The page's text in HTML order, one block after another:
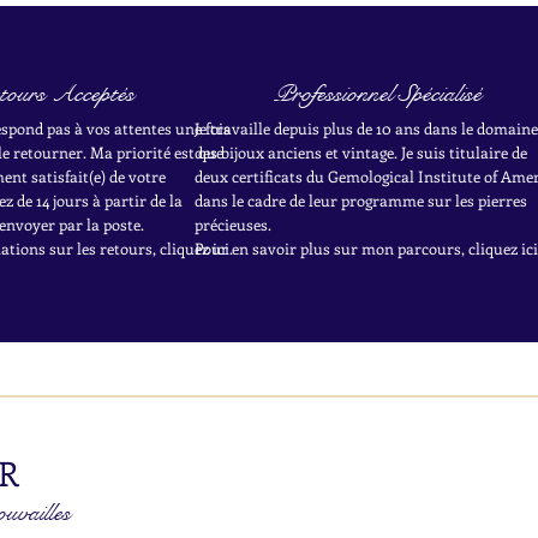
Acceptés
pas à vos attentes une fois
retourner. Ma priorité est que
satisfait(e) de votre
de 14 jours à partir de la
par la poste.
sur les retours, cliquez ici.
Professionnel Spécialisé
Je travaille depuis plus de 10 ans dans le domaine
des bijoux anciens et vintage. Je suis titulaire de
deux certificats du Gemological Institute of
dans le cadre de leur programme sur les pierres
précieuses.
Pour en savoir plus sur mon parcours, cliquez